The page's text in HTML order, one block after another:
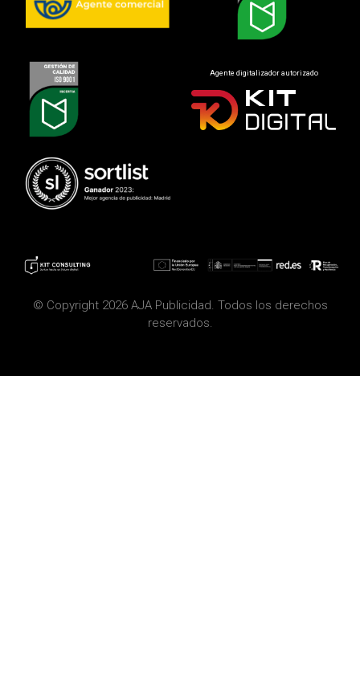
Agente digitalizador autorizado
© Copyright 2026 AJA Publicidad. Todos los derechos
reservados.